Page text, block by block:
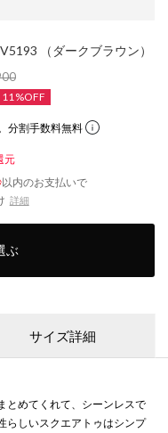
（ダークブラウン）
11%OFF
分割手数料無料
元
以内のお支払いで
詳細
ぶ
サイズ詳細
とめてくれて、シーンレスで
らしいスクエアトゥはシンプ